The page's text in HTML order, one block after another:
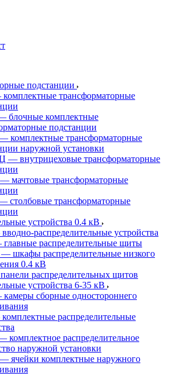
подстанции
трансформаторные
комплектные
подстанции
трансформаторные
наружной установки
внутрицеховые трансформаторные
трансформаторные
трансформаторные
устройства 0.4 кВ
распределительные устройства
распределительные щиты
распределительные низкого
0.4 кВ
распределительных щитов
устройства 6-35 кВ
сборные одностороннего
распределительные
распределительное
наружной установки
комплектные наружного